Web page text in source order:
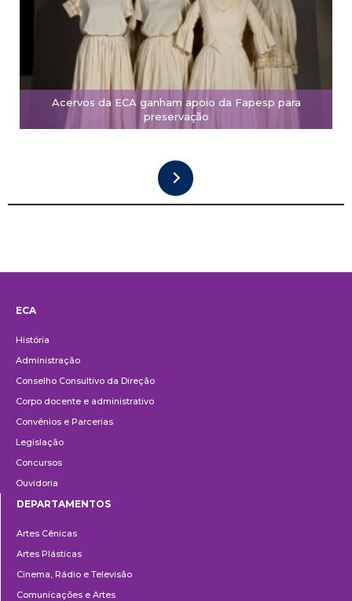
Acervos da ECA ganham apoio da Fapesp para
preservação
ECA
História
Administração
Conselho Consultivo da Direção
Corpo docente e administrativo
Convênios e Parcerias
Legislação
Concursos
Ouvidoria
DEPARTAMENTOS
Artes Cênicas
Artes Plásticas
Cinema, Rádio e Televisão
Comunicações e Artes